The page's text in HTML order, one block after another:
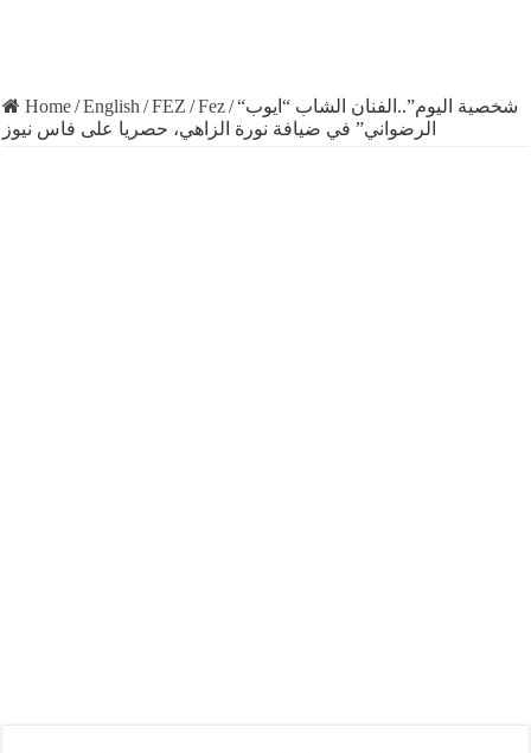
Home/English /FEZ /Fez/“شخصية اليوم”..الفنان الشاب “ايوب
الرضواني” في ضيافة نورة الزاهي، حصريا على فاس نيوز